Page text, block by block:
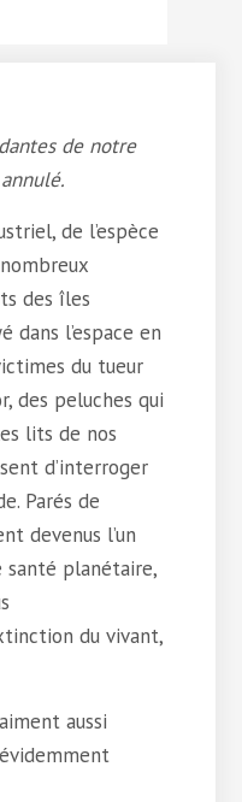
de notre
de l’espèce
des îles
dans l’espace en
du tueur
des peluches qui
lits de nos
d’interroger
Parés de
devenus l’un
santé planétaire,
du vivant,
aussi